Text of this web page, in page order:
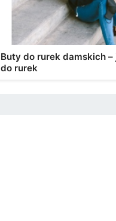
Buty do rurek damskich
do rurek